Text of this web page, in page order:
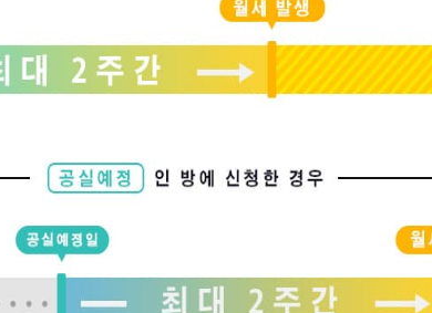
주 안내가 가능합니다.